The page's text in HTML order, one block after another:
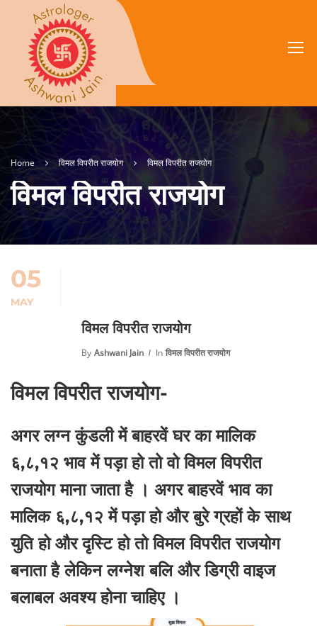
Home विमल विपरीत राजयोग विमल विपरीत राजयोग
विमल विपरीत राजयोग
05
MAY
विमल विपरीत राजयोग
By Ashwani Jain In विमल विपरीत राजयोग
विमल विपरीत राजयोग-
अगर लग्न कुंडली में बाहरवें घर का मालिक
६,८,१२ भाव में पड़ा हो तो वो विमल विपरीत
राजयोग माना जाता है । अगर बाहरवें भाव का
मालिक ६,८,१२ में पड़ा हो और बुरे ग्रहों के साथ
युति हो और दृस्टि हो तो विमल विपरीत राजयोग
बनाता है लेकिन लग्नेश बलि और डिग्री वाइज
बलाबल अवश्य होना चाहिए ।